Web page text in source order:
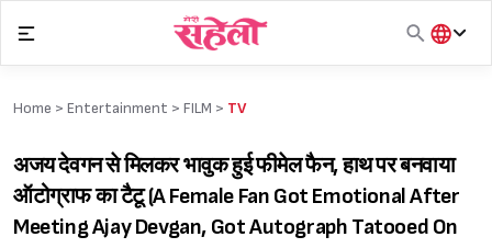
content
हिंदी
Home > Entertainment > FILM > TV
अजय देवगन से मिलकर भावुक हुई फीमेल फैन, हाथ पर बनवाया
ऑटोग्राफ का टैटू (A Female Fan Got Emotional After
Meeting Ajay Devgan, Got Autograph Tatooed On